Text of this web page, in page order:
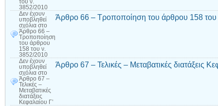
του ν.
3852/2010
Δεν έχουν
υποβληθεί
σχόλια στο
Άρθρο 66 –
Τροποποίηση
του άρθρου
158 του ν.
3852/2010
Άρθρο 66 – Τροποποίηση του άρθρου 158
Δεν έχουν
υποβληθεί
σχόλια στο
Άρθρο 67 –
Τελικές –
Μεταβατικές
διατάξεις
Κεφαλαίου Γ’
Άρθρο 67 – Τελικές – Μεταβατικές διατάξεις